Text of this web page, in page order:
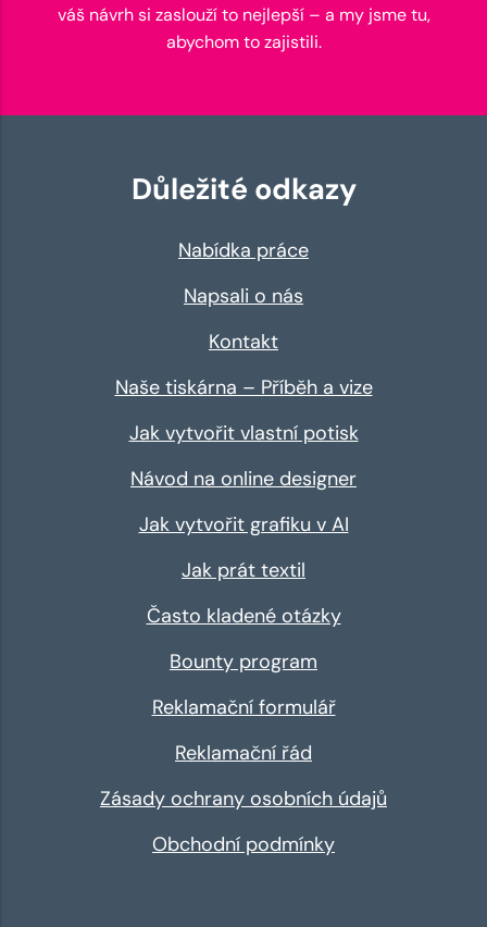
váš návrh si zaslouží to nejlepší – a my jsme tu,
abychom to zajistili.
Důležité odkazy
Nabídka práce
Napsali o nás
Kontakt
Naše tiskárna – Příběh a vize
Jak vytvořit vlastní potisk
Návod na online designer
Jak vytvořit grafiku v AI
Jak prát textil
Často kladené otázky
Bounty program
Reklamační formulář
Reklamační řád
Zásady ochrany osobních údajů
Obchodní podmínky